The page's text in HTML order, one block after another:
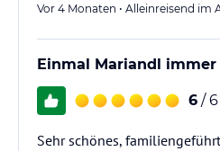
Vor 4 Monaten • Alleinreisend im
Einmal Mariandl immer
6 / 6
Sehr schönes,